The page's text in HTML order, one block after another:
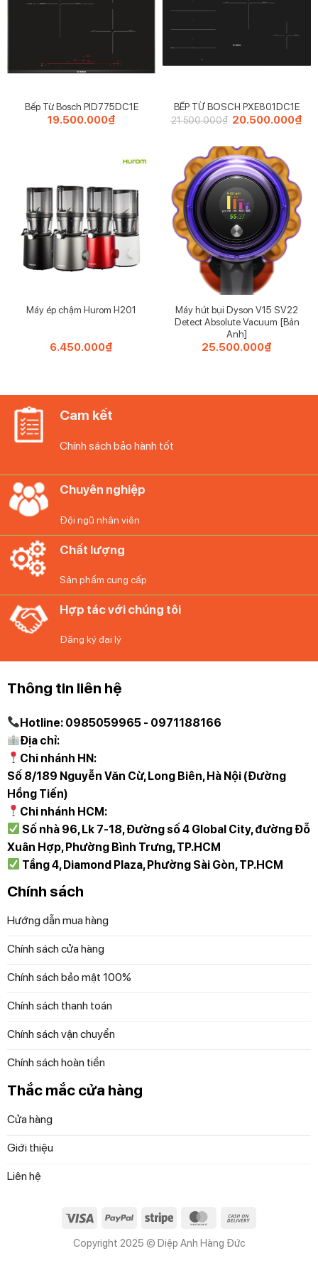
Bếp Từ Bosch PID775DC1E
19.500.000₫
BẾP TỪ BOSCH PXE801DC1E
21.500.000₫ Giá
21.500.000₫.
20.500.000₫
Máy ép chậm Hurom H201
6.450.000₫
Máy hút bụi Dyson V15 SV22
Detect Absolute Vacuum [Bản
Anh]
25.500.000₫
Cam kết
Chính sách bảo hành tốt
Chuyên nghiệp
Đội ngũ nhân viên
Chất lượng
Sản phẩm cung cấp
Hợp tác với chúng tôi
Đăng ký đại lý
Thông tin liên hệ
Hotline: 0985059965 - 0971188166
Địa chỉ:
Chi nhánh HN:
Số 8/189 Nguyễn Văn Cừ, Long Biên, Hà Nội (Đường
Hồng Tiến)
Chi nhánh HCM:
Số nhà 96, Lk 7-18, Đường số 4 Global City, đường Đỗ
Xuân Hợp, Phường Bình Trưng, TP.HCM
Tầng 4, Diamond Plaza, Phường Sài Gòn, TP.HCM
Chính sách
Hướng dẫn mua hàng
Chính sách cửa hàng
Chính sách bảo mật 100%
Chính sách thanh toán
Chính sách vận chuyển
Chính sách hoàn tiền
Thắc mắc cửa hàng
Cửa hàng
Giới thiệu
Liên hệ
Visa PayPal Stripe MasterCard
Copyright 2025 © Diệp Anh Hàng Đức